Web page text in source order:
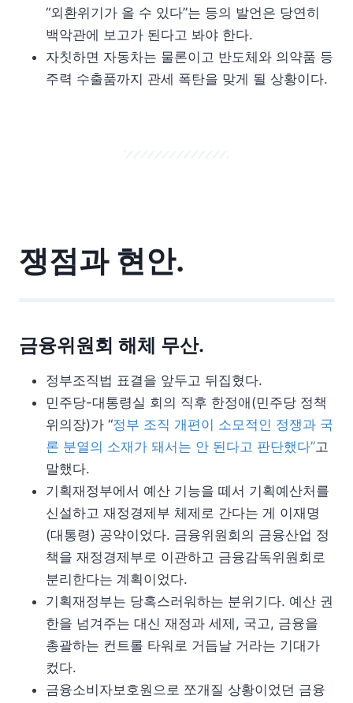
“외환위기가 올 수 있다”는 등의 발언은 당연히
백악관에 보고가 된다고 봐야 한다.
자칫하면 자동차는 물론이고 반도체와 의약품 등
주력 수출품까지 관세 폭탄을 맞게 될 상황이다.
쟁점과 현안.
금융위원회 해체 무산.
정부조직법 표결을 앞두고 뒤집혔다.
민주당-대통령실 회의 직후 한정애(민주당 정책
위의장)가 “정부 조직 개편이 소모적인 정쟁과 국
론 분열의 소재가 돼서는 안 된다고 판단했다”고
말했다.
기획재정부에서 예산 기능을 떼서 기획예산처를
신설하고 재정경제부 체제로 간다는 게 이재명
(대통령) 공약이었다. 금융위원회의 금융산업 정
책을 재정경제부로 이관하고 금융감독위원회로
분리한다는 계획이었다.
기획재정부는 당혹스러워하는 분위기다. 예산 권
한을 넘겨주는 대신 재정과 세제, 국고, 금융을
총괄하는 컨트롤 타워로 거듭날 거라는 기대가
컸다.
금융소비자보호원으로 쪼개질 상황이었던 금융